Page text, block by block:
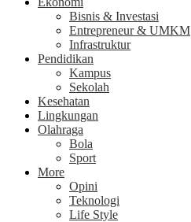
Bisnis & Investasi
Entrepreneur & UMKM
Infrastruktur
Pendidikan
Kampus
Sekolah
Kesehatan
Lingkungan
Olahraga
Bola
Sport
More
Opini
Teknologi
Life Style